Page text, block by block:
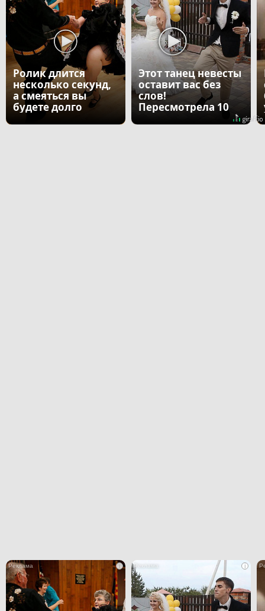
Ролик длится
несколько секунд,
а смеяться вы
будете долго
Этот танец невесты
оставит вас без
слов!
Пересмотрела 10
i i